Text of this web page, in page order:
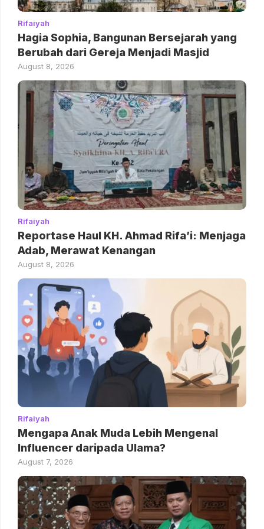
Rifaiyah
Hagia Sophia, Bangunan Bersejarah yang
Berubah dari Gereja Menjadi Masjid
August 8, 2026
Rifaiyah
Reportase Haul KH. Ahmad Rifa’i: Menjaga
Adab, Merawat Kenangan
August 8, 2026
Rifaiyah
Mengapa Anak Muda Lebih Mengenal
Influencer daripada Ulama?
August 7, 2026